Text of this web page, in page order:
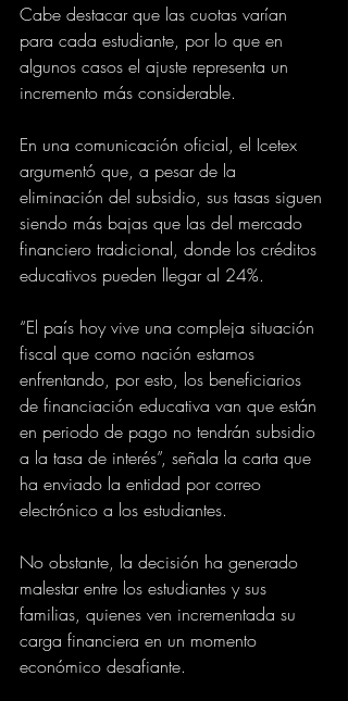
Cabe destacar que las cuotas varían
para cada estudiante, por lo que en
algunos casos el ajuste representa un
incremento más considerable.
En una comunicación oficial, el Icetex
argumentó que, a pesar de la
eliminación del subsidio, sus tasas siguen
siendo más bajas que las del mercado
financiero tradicional, donde los créditos
educativos pueden llegar al 24%.
“El país hoy vive una compleja situación
fiscal que como nación estamos
enfrentando, por esto, los beneficiarios
de financiación educativa van que están
en periodo de pago no tendrán subsidio
a la tasa de interés”, señala la carta que
ha enviado la entidad por correo
electrónico a los estudiantes.
No obstante, la decisión ha generado
malestar entre los estudiantes y sus
familias, quienes ven incrementada su
carga financiera en un momento
económico desafiante.